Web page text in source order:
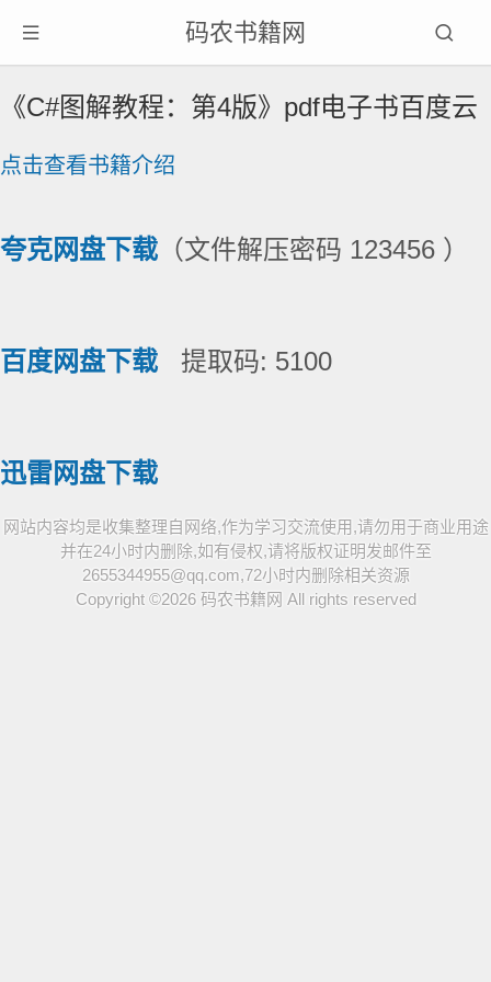
码农书籍网
《C#图解教程：第4版》pdf电子书百度云
点击查看书籍介绍
夸克网盘下载 （文件解压密码 123456 ）
百度网盘下载 提取码: 5100
迅雷网盘下载
网站内容均是收集整理自网络,作为学习交流使用,请勿用于商业用途
并在24小时内删除,如有侵权,请将版权证明发邮件至
2655344955@qq.com,72小时内删除相关资源
Copyright ©2026 码农书籍网 All rights reserved